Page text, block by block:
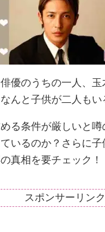
優のうちの一人、
んと子供が二人もい
る条件が厳しいと噂
いるのか？さらに子
真相を要チェック！
スポンサーリンク